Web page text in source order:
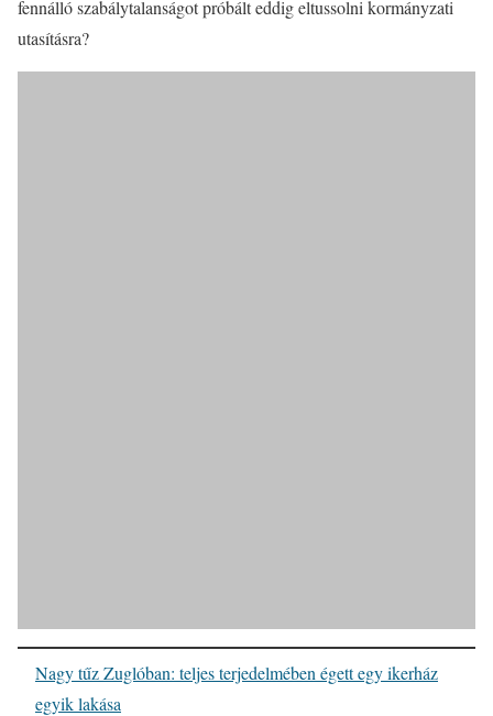
fennálló szabálytalanságot próbált eddig eltussolni kormányzati
utasításra?
Nagy tűz Zuglóban: teljes terjedelmében égett egy ikerház
egyik lakása